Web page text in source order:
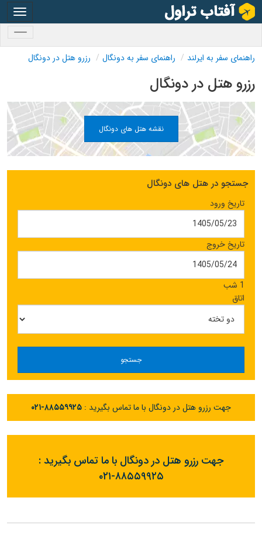
راهنمای سفر به ایرلند راهنمای سفر به دونگال رزرو هتل در دونگال
رزرو هتل در دونگال
نقشه هتل های دونگال
جستجو در هتل های دونگال
تاریخ ورود
تاریخ خروج
1 شب
اتاق
جستجو
جهت رزرو هتل در دونگال با ما تماس بگیرید : ۰۲۱-۸۸۵۵۹۹۲۵
جهت رزرو هتل در دونگال با ما تماس بگیرید :
۰۲۱-۸۸۵۵۹۹۲۵